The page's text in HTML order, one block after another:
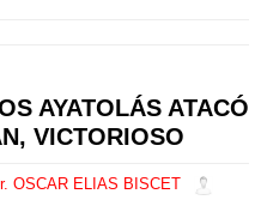
AYATOLÁS ATACÓ
VICTORIOSO
OSCAR ELIAS BISCET